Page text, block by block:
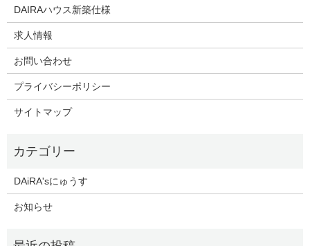
DAIRAハウス新築仕様
求人情報
お問い合わせ
プライバシーポリシー
サイトマップ
DAiRA'sにゅうす
お知らせ